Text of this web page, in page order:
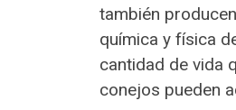
también
química y física
cantidad de vida
conejos pueden